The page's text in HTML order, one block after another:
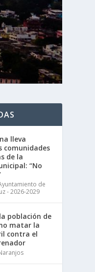
lleva
comunidades
de la
“No
de
- 2026-2029
población de
matar la
contra el